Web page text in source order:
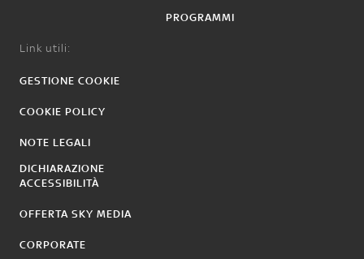
PROGRAMMI
Link utili:
GESTIONE COOKIE
COOKIE POLICY
NOTE LEGALI
DICHIARAZIONE
ACCESSIBILITÀ
OFFERTA SKY MEDIA
CORPORATE